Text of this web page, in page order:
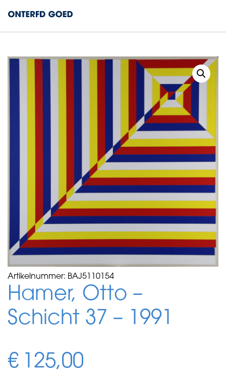
Artikelnummer: BAJ5110154
Hamer, Otto –
Schicht 37 – 1991
€ 125,00